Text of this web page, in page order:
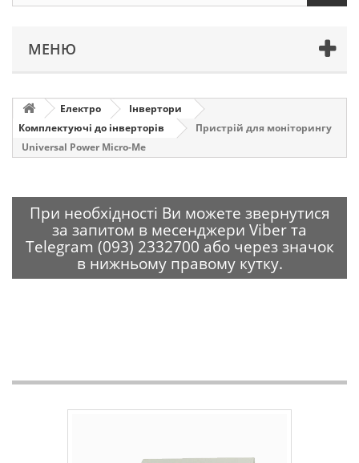
МЕНЮ
Електро
Інвертори
Комплектуючі до інверторів
Пристрій для моніторингу
Universal Power Micro-Me
При необхідності Ви можете звернутися
за запитом в месенджери Viber та
Telegram (093) 2332700 або через значок
в нижньому правому кутку.